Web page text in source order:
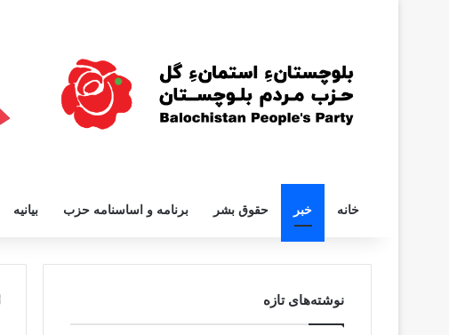
خانه خبر حقوق بشر برنامه و اساسنامه حزب بیانیه
نوشته‌های تازه